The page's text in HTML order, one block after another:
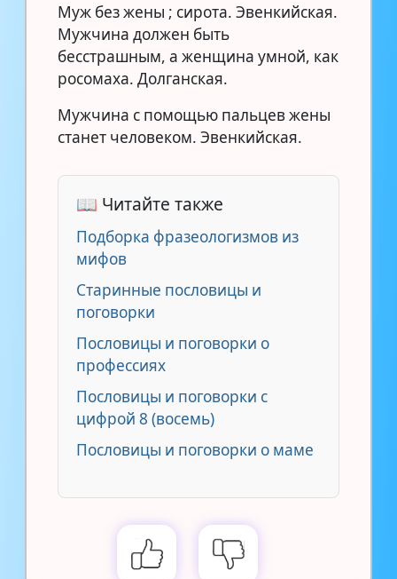
Муж без жены ; сирота. Эвенкийская.
Мужчина должен быть
бесстрашным, а женщина умной, как
росомаха. Долганская.
Мужчина с помощью пальцев жены
станет человеком. Эвенкийская.
📖 Читайте также
Подборка фразеологизмов из
мифов
Старинные пословицы и
поговорки
Пословицы и поговорки о
профессиях
Пословицы и поговорки с
цифрой 8 (восемь)
Пословицы и поговорки о маме